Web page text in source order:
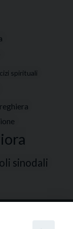
spirituali
sinodali